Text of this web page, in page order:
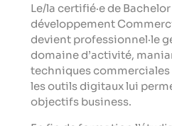
Le/la certifié·e de
développement
devient professionnel·le
domaine d’activité,
techniques
les outils digitaux lui
objectifs business.